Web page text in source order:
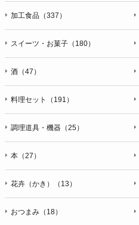
加工食品（337）
スイーツ・お菓子（180）
酒（47）
料理セット（191）
調理道具・機器（25）
本（27）
花卉（かき）（13）
おつまみ（18）